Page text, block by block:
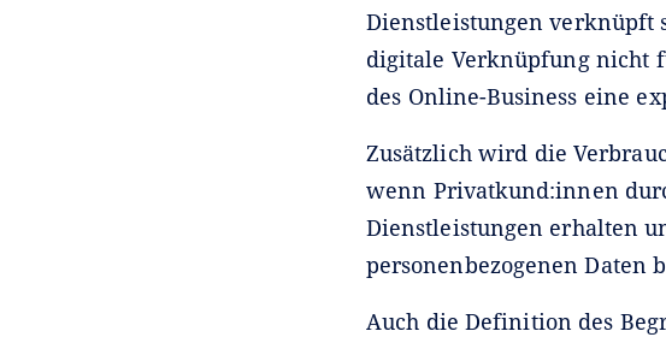
Dienstleistungen verknüpft
digitale Verknüpfung nicht
des Online-Business eine
Zusätzlich wird die
wenn Privatkund:innen
Dienstleistungen erhalten
personenbezogenen Daten
Auch die Definition des